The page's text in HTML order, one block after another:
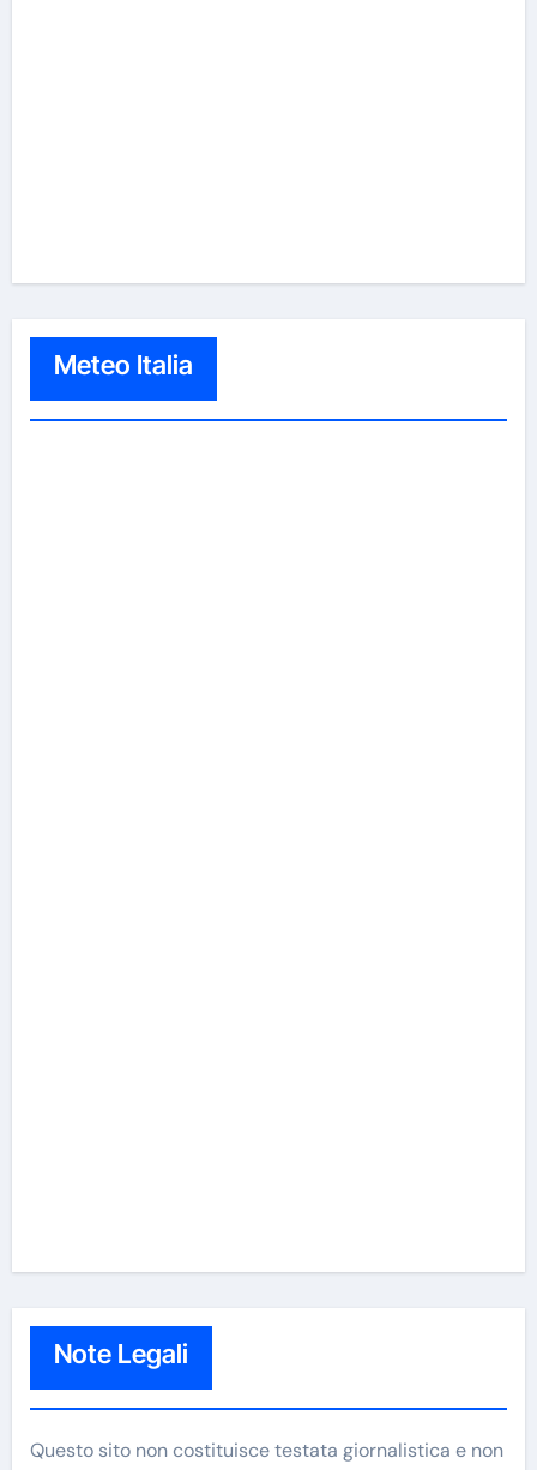
Meteo Italia
Note Legali
Questo sito non costituisce testata giornalistica e non